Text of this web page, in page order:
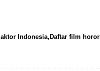
aktor Indonesia Daftar film horor